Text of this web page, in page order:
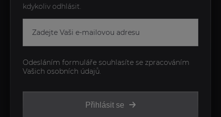
kdykoliv odhlásit.
Přihlásit se
Odesláním formuláře souhlasíte se zpracováním
Vašich osobních údajů.